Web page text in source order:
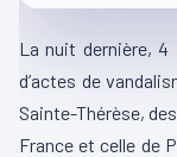
La nuit dernière, 4
d’actes de
Sainte-Thérèse,
France et celle de